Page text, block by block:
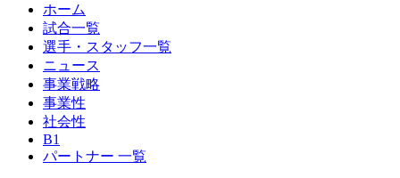
ホーム
試合一覧
選手・スタッフ一覧
ニュース
事業戦略
事業性
社会性
B1
パートナー 一覧